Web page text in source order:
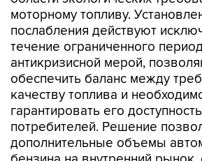
моторному топливу.
послабления действуют
течение ограниченного
антикризисной мерой,
обеспечить баланс между
качеству топлива и
гарантировать его
потребителей. Решение
дополнительные объемы